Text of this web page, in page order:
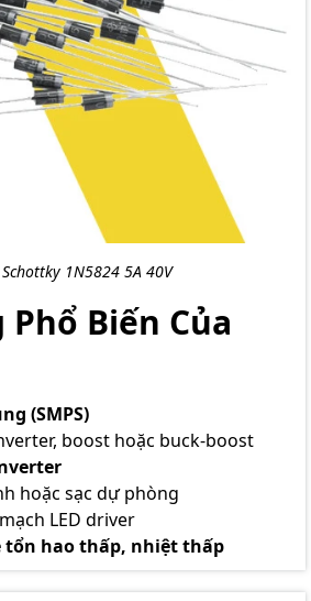
1N5824 5A 40V
Biến Của
(SMPS)
boost hoặc buck-boost
hoặc sạc dự phòng
LED driver
tổn hao thấp, nhiệt thấp